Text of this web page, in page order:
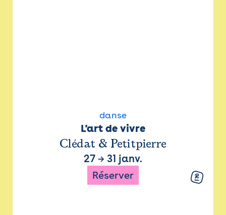
danse
L'art de vivre
Clédat & Petitpierre
27 → 31 janv.
Réserver